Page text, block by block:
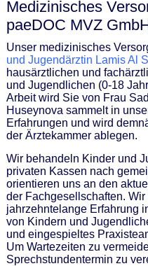
Medizinisches
paeDOC MVZ
Unser medizinisches
und Jugendärztin Lamis Al
hausärztlichen und
und Jugendlichen (0-18
Arbeit wird Sie von Frau
Huseynova sammelt in
Erfahrungen und wird
der Ärztekammer ablegen.
Wir behandeln Kinder und
privaten Kassen nach
orientieren uns an den
der Fachgesellschaften.
jahrzehntelange Erfahrung
von Kindern und
und eingespieltes
Um Wartezeiten zu
Sprechstundentermin zu